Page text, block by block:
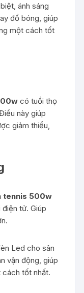
ánh sáng
đổ bóng, giúp
một cách tốt
có tuổi thọ
này giúp
giảm thiểu,
tennis 500w
tử. Giúp
Led cho sân
vận động, giúp
tốt nhất.